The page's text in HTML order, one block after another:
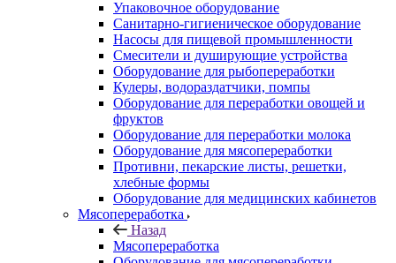
Упаковочное оборудование
Санитарно-гигиеническое оборудование
Насосы для пищевой промышленности
Смесители и душирующие устройства
Оборудование для рыбопереработки
Кулеры, водораздатчики, помпы
Оборудование для переработки овощей и
фруктов
Оборудование для переработки молока
Оборудование для мясопереработки
Противни, пекарские листы, решетки,
хлебные формы
Оборудование для медицинских кабинетов
Мясопереработка
Назад
Мясопереработка